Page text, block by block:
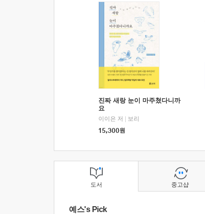
진짜 새랑 눈이 마주쳤다니까
요
이이은 저
보리
15,300원
도서
예스's Pick
중고샵